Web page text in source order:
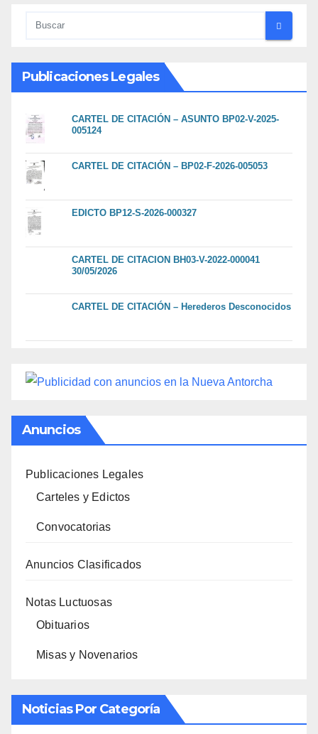
Publicaciones Legales
CARTEL DE CITACIÓN – ASUNTO BP02-V-2025-
005124
CARTEL DE CITACIÓN – BP02-F-2026-005053
EDICTO BP12-S-2026-000327
CARTEL DE CITACION BH03-V-2022-000041
30/05/2026
CARTEL DE CITACIÓN – Herederos Desconocidos
Anuncios
Publicaciones Legales
Carteles y Edictos
Convocatorias
Anuncios Clasificados
Notas Luctuosas
Obituarios
Misas y Novenarios
Noticias Por Categoría